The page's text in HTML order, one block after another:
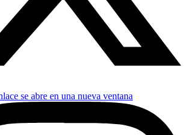
se abre en una nueva ventana